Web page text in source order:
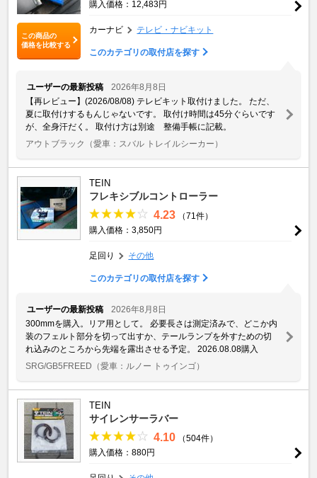
この商品の
価格を比較する
購入価格：12,483円
カーナビ テレビ・ナビキット
このカテゴリの取付店を探す
ユーザーの最新投稿
2026年8月8日
【再レビュー】(2026/08/08) テレビキット取付けました。 ただ、
夏に取付けするもんじゃないです。 取付け時間は45分ぐらいです
が、全身汗だく。 取付け方は別途 整備手帳に記載。
アウトブラック
（愛車：スバル トレイルシーカー）
TEIN
フレキシブルコントローラー
4.23
（71件）
購入価格：3,850円
足回り その他
このカテゴリの取付店を探す
ユーザーの最新投稿
2026年8月8日
300mmを購入。リア用として。 必要長さは測定済みで、どこか内
装のフェルト部分を切って出すか、テールランプを外すための切
れ込みのところから先端を露出させる予定。 2026.08.08購入
SRG/GB5FREED （愛車：ルノー トゥインゴ）
TEIN
サイレンサーラバー
4.10
（504件）
購入価格：880円